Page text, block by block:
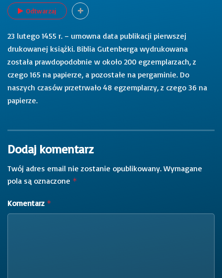
Odtwarzaj
23 lutego 1455 r. – umowna data publikacji pierwszej
drukowanej książki. Biblia Gutenberga wydrukowana
została prawdopodobnie w około 200 egzemplarzach, z
czego 165 na papierze, a pozostałe na pergaminie. Do
naszych czasów przetrwało 48 egzemplarzy, z czego 36 na
papierze.
Dodaj komentarz
Twój adres email nie zostanie opublikowany. Wymagane
pola są oznaczone *
Komentarz *